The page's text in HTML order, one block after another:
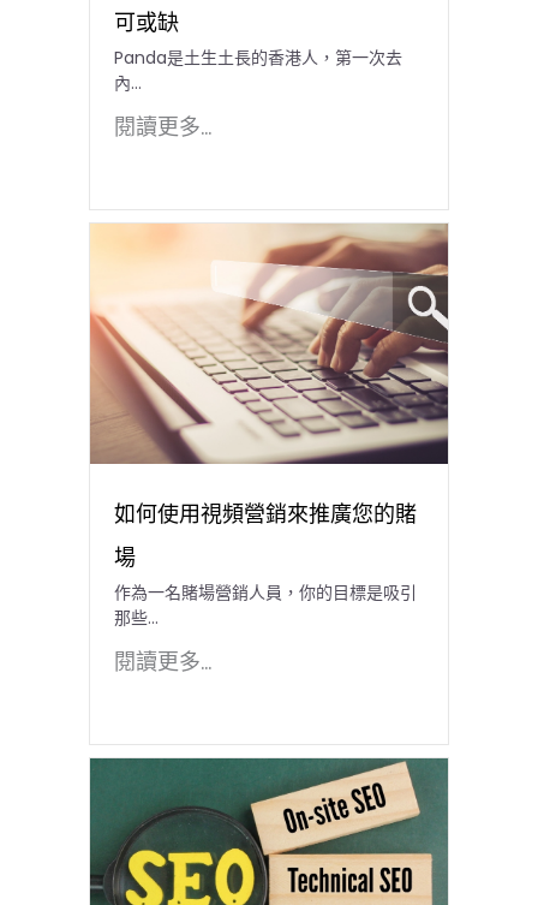
可或缺
Panda是土生土長的香港人，第一次去
內...
閱讀更多...
如何使用視頻營銷來推廣您的賭
場
作為一名賭場營銷人員，你的目標是吸引
那些…
閱讀更多...